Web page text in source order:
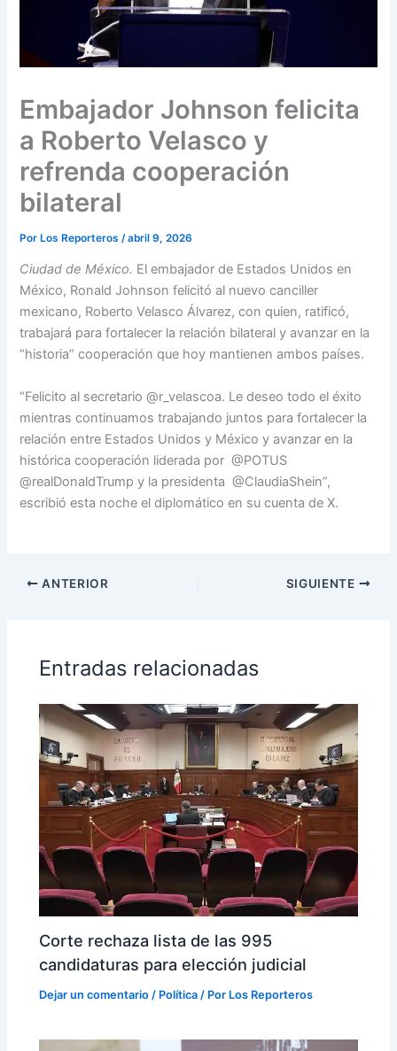
Embajador Johnson felicita
a Roberto Velasco y
refrenda cooperación
bilateral
PorLos Reporteros /abril 9, 2026
Ciudad de México. El embajador de Estados Unidos en
México, Ronald Johnson felicitó al nuevo canciller
mexicano, Roberto Velasco Álvarez, con quien, ratificó,
trabajará para fortalecer la relación bilateral y avanzar en la
“historia” cooperación que hoy mantienen ambos países.
“Felicito al secretario @r_velascoa. Le deseo todo el éxito
mientras continuamos trabajando juntos para fortalecer la
relación entre Estados Unidos y México y avanzar en la
histórica cooperación liderada por @POTUS
@realDonaldTrump y la presidenta @ClaudiaShein”,
escribió esta noche el diplomático en su cuenta de X.
ANTERIOR SIGUIENTE
Entradas relacionadas
Corte rechaza lista de las 995
candidaturas para elección judicial
Dejar un comentario / Política / Por Los Reporteros